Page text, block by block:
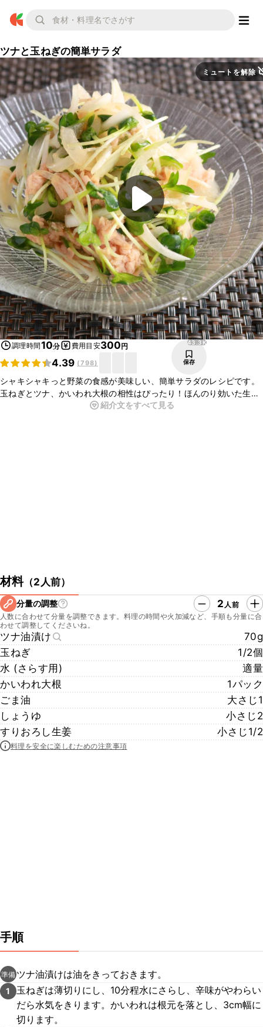
ツナと玉ねぎの簡単サラダ
ミュートを解除
調理時間10分 費用目安300円
4.39 (798)
43.3K
保存
シャキシャキっと野菜の食感が美味しい、簡単サラダのレシピです。
玉ねぎとツナ、かいわれ大根の相性はぴったり！ほんのり効いた生姜
が食欲をそそります。必要な材料も手順も少なく、とても手軽に作る
紹介文をすべて見る
材料（2人前）
分量の調整 2 人前
人数に合わせて分量を調整できます。料理の時間や火加減など、手順も分量に合
わせて調整してくださいね。
ツナ油漬け
70g
玉ねぎ
1/2個
水 (さらす用)
適量
かいわれ大根
1パック
ごま油
大さじ1
しょうゆ
小さじ2
すりおろし生姜
小さじ1/2
料理を安全に楽しむための注意事項
手順
準備 ツナ油漬けは油をきっておきます。
1
玉ねぎは薄切りにし、10分程水にさらし、辛味がやわらい
だら水気をきります。かいわれは根元を落とし、3cm幅に
切ります。